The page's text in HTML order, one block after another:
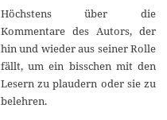
Höchstens über die
Kommentare des Autors, der
hin und wieder aus seiner Rolle
fällt, um ein bisschen mit den
Lesern zu plaudern oder sie zu
belehren.